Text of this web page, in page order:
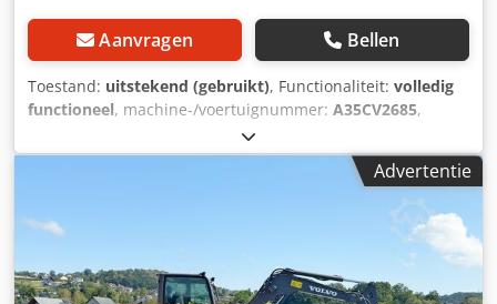
Aanvragen Bellen
Toestand: uitstekend (gebruikt), Functionaliteit: volledig
functioneel, machine-/voertuignummer: A35CV2685,
284 kW (386,13 pk)
Bouwjaar:1996, uitstekende staat Codpfoylmuqex Apbsrf
Advertentie